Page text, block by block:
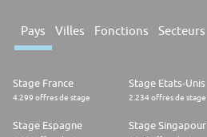
Pays Villes Fonctions Secteurs
Stage France
4.299 offres de stage
Stage Etats-Unis
2.234 offres de stage
Stage Espagne Stage Singapour